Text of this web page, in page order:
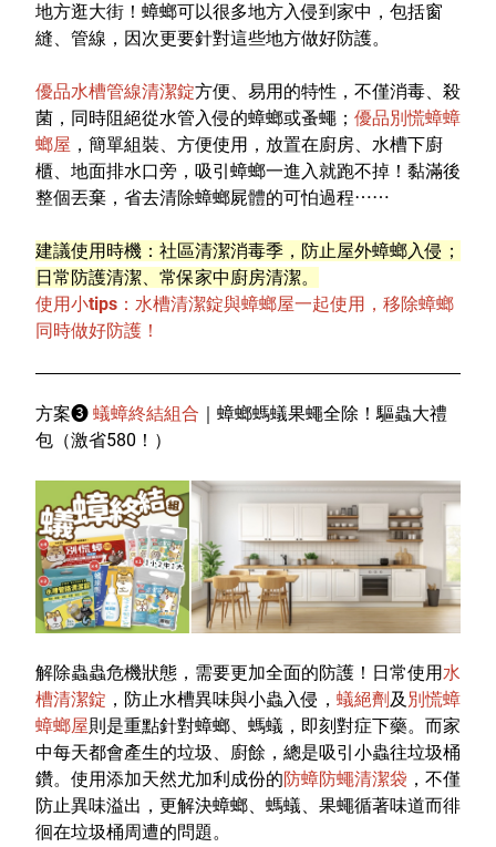
地方逛大街！蟑螂可以很多地方入侵到家中，包括窗
縫、管線，因次更要針對這些地方做好防護。
優品水槽管線清潔錠方便、易用的特性，不僅消毒、殺
菌，同時阻絕從水管入侵的蟑螂或蚤蠅； 優品別慌蟑蟑
螂屋 ，簡單組裝、方便使用，放置在廚房、水槽下廚
櫃、地面排水口旁，吸引蟑螂一進入就跑不掉！黏滿後
整個丟棄，省去清除蟑螂屍體的可怕過程⋯⋯
建議使用時機：社區清潔消毒季，防止屋外蟑螂入侵；
日常防護清潔、常保家中廚房清潔。
使用小tips：水槽清潔錠與蟑螂屋一起使用，移除蟑螂
同時做好防護！
方案❸ 蟻蟑終結組合 ｜蟑螂螞蟻果蠅全除！驅蟲大禮
包（激省580 ！）
解除蟲蟲危機狀態，需要更加全面的防護！日常使用水
槽清潔錠 ，防止水槽異味與小蟲入侵， 蟻絕劑及 別慌蟑
蟑螂屋則是重點針對蟑螂、螞蟻，即刻對症下藥。而家
中每天都會產生的垃圾、廚餘，總是吸引小蟲往垃圾桶
鑽。使用添加天然尤加利成份的防蟑防蠅清潔袋 ，不僅
防止異味溢出，更解決蟑螂、螞蟻、果蠅循著味道而徘
徊在垃圾桶周遭的問題。